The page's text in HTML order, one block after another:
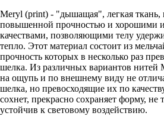
Meryl (print) - "дышащая", легкая ткань,
повышенной прочностью и хорошими
качествами, позволяющими телу
тепло. Этот материал состоит из
прочность которых в несколько раз
шелка. Из различных вариантов нитей
на ощупь и по внешнему виду не
шелка, но превосходящие их по
сохнет, прекрасно сохраняет форму, не
устойчив к световому воздействию.